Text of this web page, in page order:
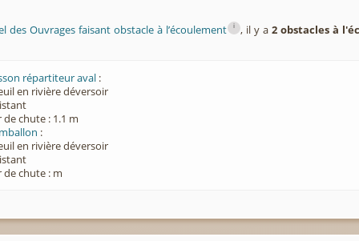
des Ouvrages faisant obstacle à l’écoulement i , il y a2 obstacles à
répartiteur aval :
en rivière déversoir
chute : 1.1 m
:
en rivière déversoir
chute : m